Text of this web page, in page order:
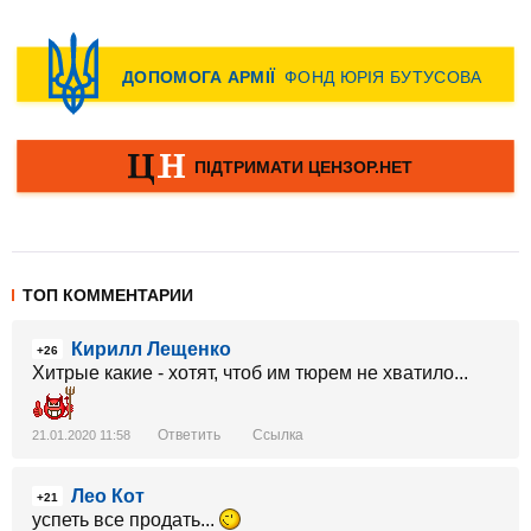
ТОП КОММЕНТАРИИ
+26
Кирилл Лещенко
Хитрые какие - хотят, чтоб им тюрем не хватило...
21.01.2020 11:58 Ответить Ссылка
+21
Лео Кот
успеть все продать...